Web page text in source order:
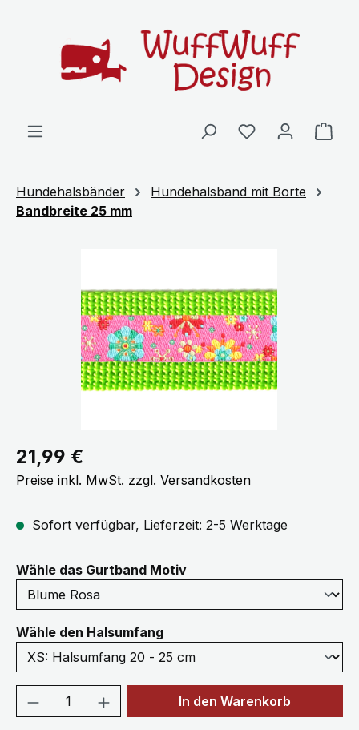
Hundehalsbänder
Hundehalsband mit Borte
Bandbreite 25 mm
Regulärer Preis:
21,99 €
Preise inkl. MwSt. zzgl. Versandkosten
Sofort verfügbar, Lieferzeit: 2-5 Werktage
Wähle das Gurtband Motivauswählen
Wähle den Halsumfangauswählen
Produkt Anzahl: Gib denIn den Warenkorb